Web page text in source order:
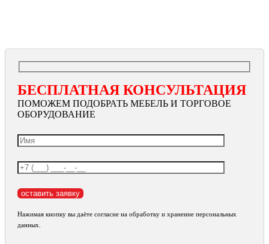
БЕСПЛАТНАЯ КОНСУЛЬТАЦИЯ
ПОМОЖЕМ ПОДОБРАТЬ МЕБЕЛЬ И ТОРГОВОЕ
ОБОРУДОВАНИЕ
Нажимая кнопку вы даёте согласие на обработку и хранение персональных
данных.